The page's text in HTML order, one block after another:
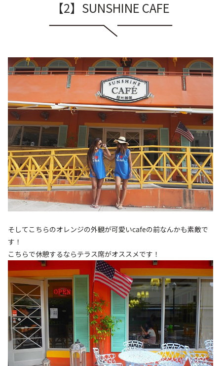
【2】SUNSHINE CAFE
そしてこちらのオレンジの外観が可愛いcafeの前なんかも素敵で
す！
こちらで休憩するならテラス席がオススメです！